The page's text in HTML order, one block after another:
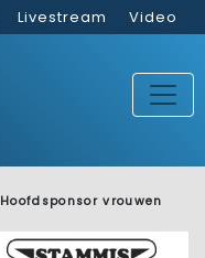
Livestream Video
Hoofdsponsor vrouwen